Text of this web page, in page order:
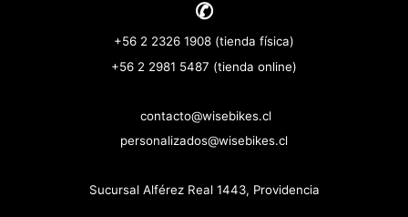
✆
+56 2 2326 1908 (tienda física)
+56 2 2981 5487 (tienda online)
contacto@wisebikes.cl
personalizados@wisebikes.cl
Sucursal Alférez Real 1443, Providencia